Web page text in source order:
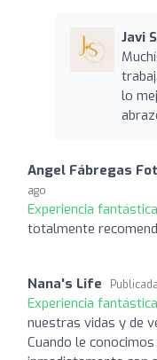
Javi
lo
Angel Fábregas
ago
Experiencia
totalmente
Nana's Life
Experiencia
nuestras vidas y de
Cuando le